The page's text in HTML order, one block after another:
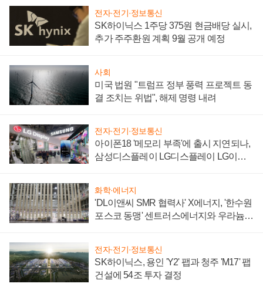
전자·전기·정보통신
SK하이닉스 1주당 375원 현금배당 실시,
추가 주주환원 계획 9월 공개 예정
사회
미국 법원 "트럼프 정부 풍력 프로젝트 동
결 조치는 위법", 해제 명령 내려
전자·전기·정보통신
아이폰18 '메모리 부족'에 출시 지연되나,
삼성디스플레이 LG디스플레이 LG이노
화학·에너지
'DL이앤씨 SMR 협력사' X에너지, '한수원
포스코 동맹' 센트러스에너지와 우라늄
전자·전기·정보통신
SK하이닉스, 용인 'Y2' 팹과 청주 'M17' 팹
건설에 54조 투자 결정